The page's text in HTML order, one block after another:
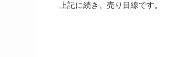
上記に続き、売り目線です。